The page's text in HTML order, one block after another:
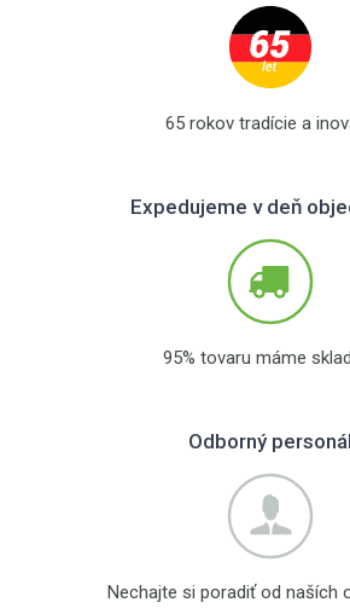
65 rokov tradície a
Expedujeme v deň
95% tovaru máme
Odborný personál
Nechajte si poradiť od naších